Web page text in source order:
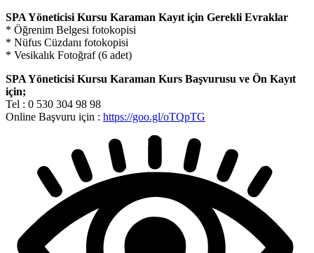
SPA Yöneticisi Kursu Karaman Kayıt için Gerekli Evraklar
* Öğrenim Belgesi fotokopisi
* Nüfus Cüzdanı fotokopisi
* Vesikalık Fotoğraf (6 adet)
SPA Yöneticisi Kursu Karaman Kurs Başvurusu ve Ön Kayıt
için;
Tel : 0 530 304 98 98
Online Başvuru için : https://goo.gl/oTQpTG